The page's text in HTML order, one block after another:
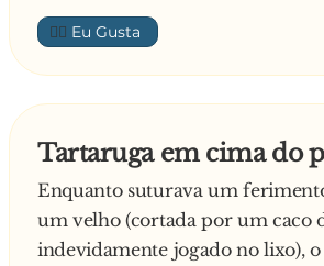
compulsivamente. Nisto passa
rua e, cheia de pena do rapaz,
chorava pela vizinha, diz-lhe:
- Não fiques assim, meu
O rapaz, muito indignado,
- Era velhinha, mas eu montava
dias!
—
👍🏼
Tartaruga em cima do
Enquanto suturava um
um velho (cortada por um caco
indevidamente jogado no lixo),